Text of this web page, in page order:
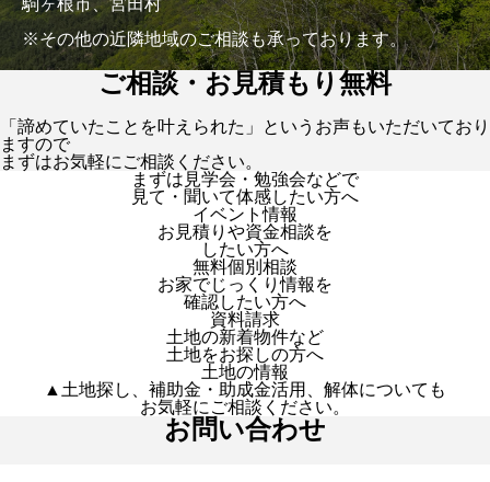
駒ヶ根市、宮田村
※その他の近隣地域のご相談も承っております。
ご相談・お見積もり無料
「諦めていたことを叶えられた」というお声もいただいており
ますので
まずはお気軽にご相談ください。
まずは見学会・勉強会などで
見て・聞いて体感したい方へ
イベント情報
お見積りや資金相談を
したい方へ
無料個別相談
お家でじっくり情報を
確認したい方へ
資料請求
土地の新着物件など
土地をお探しの方へ
土地の情報
▲土地探し、補助金・助成金活用、解体についても
お気軽にご相談ください。
お問い合わせ